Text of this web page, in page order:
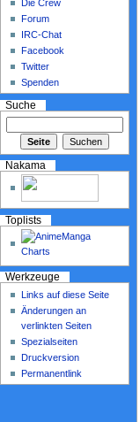
Die Crew
Forum
IRC-Chat
Facebook
Twitter
Spenden
Suche
Nakama
Toplists
Werkzeuge
Links auf diese Seite
Änderungen an
verlinkten Seiten
Spezialseiten
Druckversion
Permanentlink